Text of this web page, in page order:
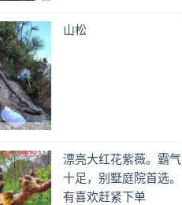
山松
漂亮大红花紫薇。霸气
十足，别墅庭院首选。
有喜欢赶紧下单